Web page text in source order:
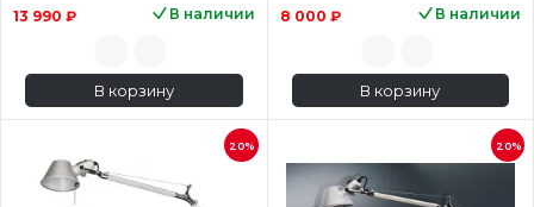
13 990 ₽ В наличии
В корзину
8 000 ₽ В наличии
В корзину
20% 20%